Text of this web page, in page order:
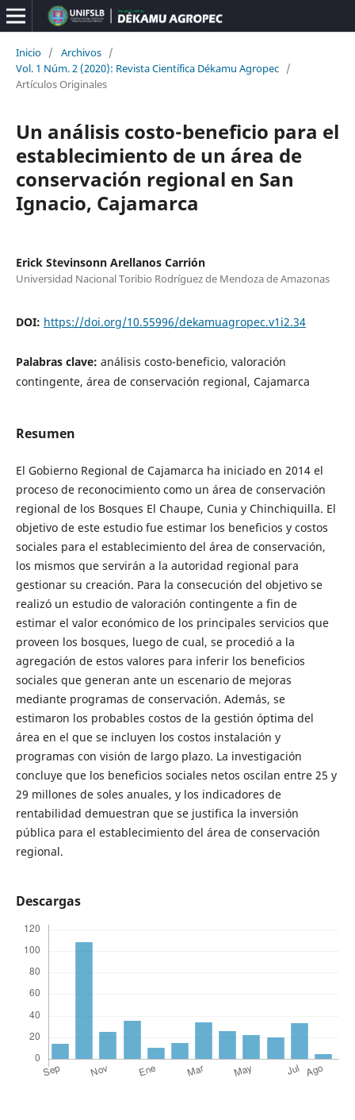
Inicio / Archivos /
Vol. 1 Núm. 2 (2020): Revista Científica Dékamu Agropec /
Artículos Originales
Un análisis costo-beneficio para el
establecimiento de un área de
conservación regional en San
Ignacio, Cajamarca
Erick Stevinsonn Arellanos Carrión
Universidad Nacional Toribio Rodríguez de Mendoza de Amazonas
DOI: https://doi.org/10.55996/dekamuagropec.v1i2.34
Palabras clave: análisis costo-beneficio, valoración
contingente, área de conservación regional, Cajamarca
Resumen
El Gobierno Regional de Cajamarca ha iniciado en 2014 el
proceso de reconocimiento como un área de conservación
regional de los Bosques El Chaupe, Cunia y Chinchiquilla. El
objetivo de este estudio fue estimar los beneficios y costos
sociales para el establecimiento del área de conservación,
los mismos que servirán a la autoridad regional para
gestionar su creación. Para la consecución del objetivo se
realizó un estudio de valoración contingente a fin de
estimar el valor económico de los principales servicios que
proveen los bosques, luego de cual, se procedió a la
agregación de estos valores para inferir los beneficios
sociales que generan ante un escenario de mejoras
mediante programas de conservación. Además, se
estimaron los probables costos de la gestión óptima del
área en el que se incluyen los costos instalación y
programas con visión de largo plazo. La investigación
concluye que los beneficios sociales netos oscilan entre 25 y
29 millones de soles anuales, y los indicadores de
rentabilidad demuestran que se justifica la inversión
pública para el establecimiento del área de conservación
regional.
Descargas